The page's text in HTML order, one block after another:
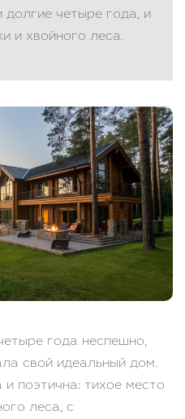
четыре года, и
и хвойного леса.
года неспешно,
свой идеальный дом.
поэтична: тихое место
леса, с